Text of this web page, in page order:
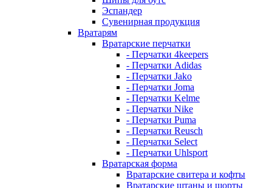
Эспандер
Сувенирная продукция
Вратарям
Вратарские перчатки
- Перчатки 4keepers
- Перчатки Adidas
- Перчатки Jako
- Перчатки Joma
- Перчатки Kelme
- Перчатки Nike
- Перчатки Puma
- Перчатки Reusch
- Перчатки Select
- Перчатки Uhlsport
Вратарская форма
Вратарские свитера и кофты
Вратарские штаны и шорты